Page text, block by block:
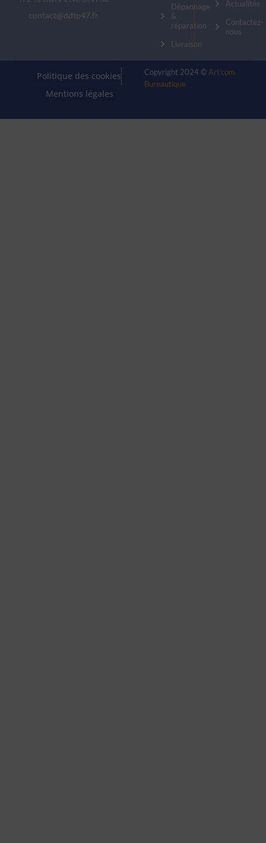
contact@ddtp47.fr
Dépannage
&
réparation
Livraison
Actualités
Contactez-
nous
Politique des cookies
Mentions légales
Copyright 2024 © Art’com
Bureautique